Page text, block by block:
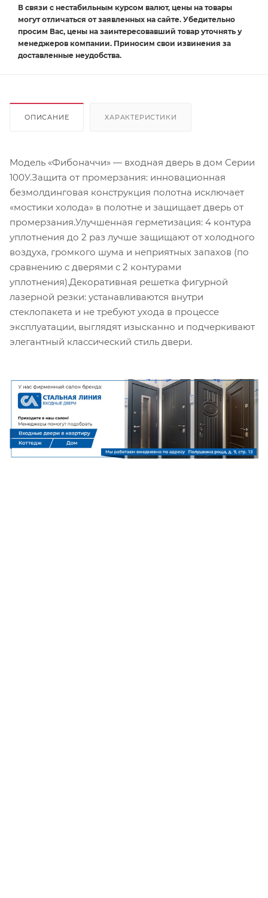
В связи с нестабильным курсом валют, цены на товары
могут отличаться от заявленных на сайте. Убедительно
просим Вас, цены на заинтересовавший товар уточнять у
менеджеров компании. Приносим свои извинения за
доставленные неудобства.
ОПИСАНИЕ ХАРАКТЕРИСТИКИ
Модель «Фибоначчи» — входная дверь в дом Серии
100У.Защита от промерзания: инновационная
безмолдинговая конструкция полотна исключает
«мостики холода» в полотне и защищает дверь от
промерзания.Улучшенная герметизация: 4 контура
уплотнения до 2 раз лучше защищают от холодного
воздуха, громкого шума и неприятных запахов (по
сравнению с дверями с 2 контурами
уплотнения).Декоративная решетка фигурной
лазерной резки: устанавливаются внутри
стеклопакета и не требуют ухода в процессе
эксплуатации, выглядят изысканно и подчеркивают
элегантный классический стиль двери.